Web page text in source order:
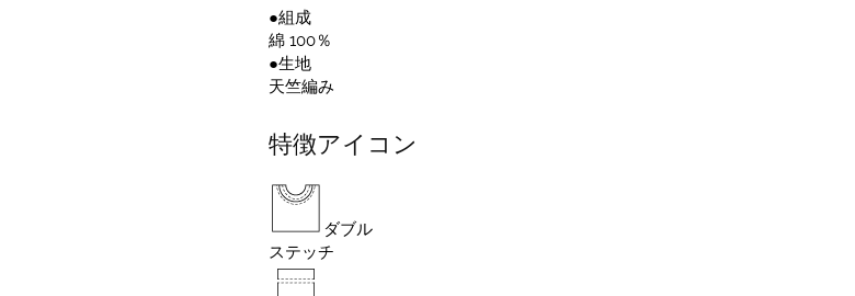
●組成
綿 100％
●生地
天竺編み
特徴アイコン
ダブル
ステッチ